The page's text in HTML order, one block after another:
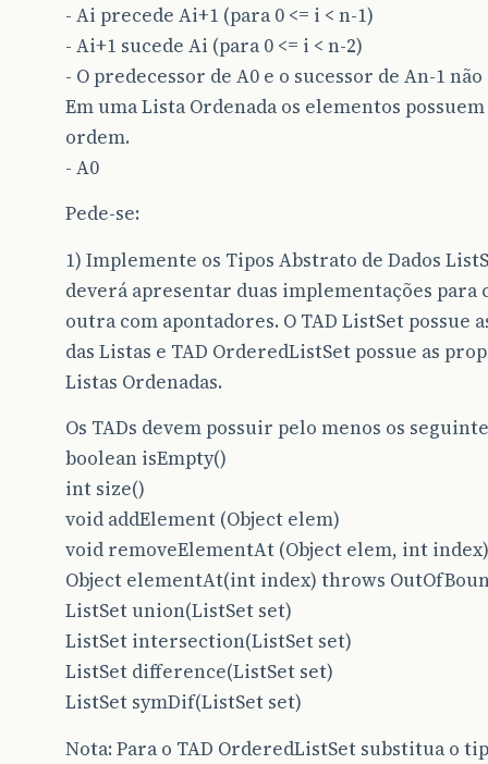
- Ai precede Ai+1 (para 0 <= i < n-1)
- Ai+1 sucede Ai (para 0 <= i < n-2)
- O predecessor de A0 e o sucessor de An-1
Em uma Lista Ordenada os elementos
ordem.
- A0
Pede-se:
1) Implemente os Tipos Abstrato de Dados
deverá apresentar duas implementações para
outra com apontadores. O TAD ListSet possue
das Listas e TAD OrderedListSet possue as
Listas Ordenadas.
Os TADs devem possuir pelo menos os
boolean isEmpty()
int size()
void addElement (Object elem)
void removeElementAt (Object elem, int
Object elementAt(int index) throws
ListSet union(ListSet set)
ListSet intersection(ListSet set)
ListSet difference(ListSet set)
ListSet symDif(ListSet set)
Nota: Para o TAD OrderedListSet substitua o